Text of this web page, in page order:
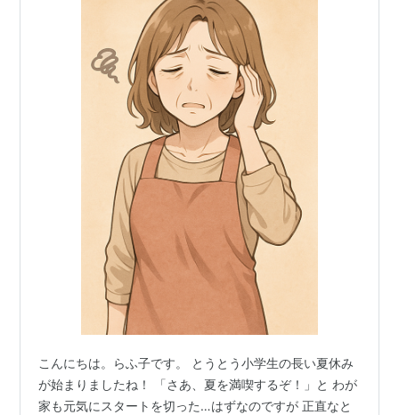
こんにちは。らふ子です。 とうとう小学生の長い夏休み
が始まりましたね！ 「さあ、夏を満喫するぞ！」と わが
家も元気にスタートを切った…はずなのですが 正直なと